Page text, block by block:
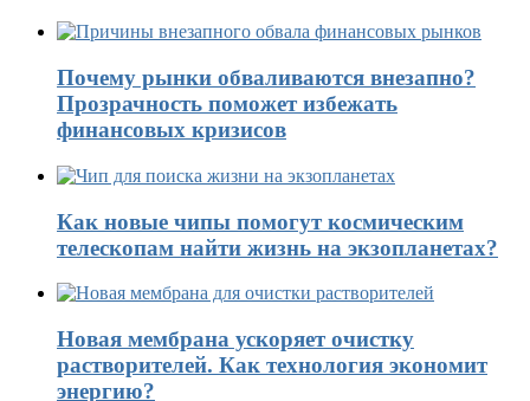
Почему рынки обваливаются внезапно?
Прозрачность поможет избежать
финансовых кризисов
Как новые чипы помогут космическим
телескопам найти жизнь на экзопланетах?
Новая мембрана ускоряет очистку
растворителей. Как технология экономит
энергию?